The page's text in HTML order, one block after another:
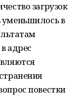
загрузок
в
адрес
повестки